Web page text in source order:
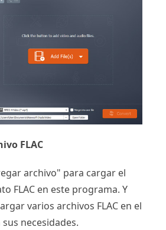
FLAC
archivo" para cargar el
FLAC en este programa. Y
varios archivos FLAC en el
necesidades.